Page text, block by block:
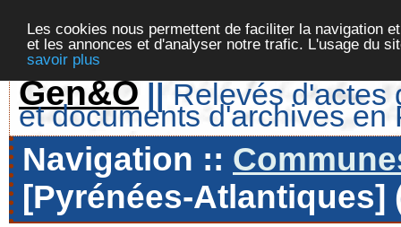
Les cookies nous permettent de faciliter la navigation
et les annonces et d'analyser notre trafic. L'usage du
savoir plus
Gen&O || Relevés d'actes
et documents d'archives en
Navigation ::
[Pyrénées-Atlantiques]